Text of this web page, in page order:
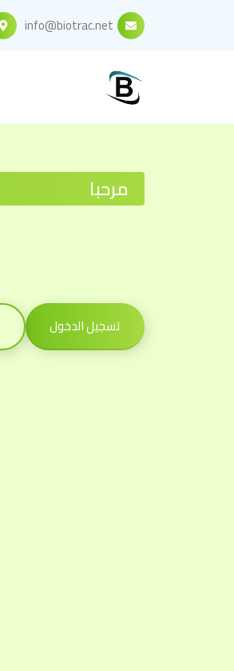
info@biotrac.net
مرحبا
تسجيل الدخول